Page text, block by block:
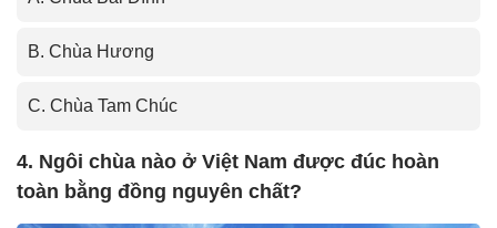
B. Chùa Hương
C. Chùa Tam Chúc
4. Ngôi chùa nào ở Việt Nam được đúc hoàn
toàn bằng đồng nguyên chất?